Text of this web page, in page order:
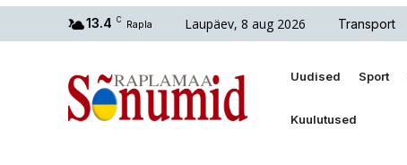
13.4 C Rapla Laupäev, 8 aug 2026 Transport
Uudised Sport
Kuulutused